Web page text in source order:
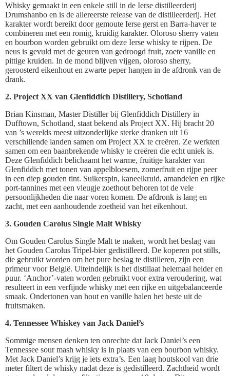
Whisky gemaakt in een enkele still in de Ierse distilleerderij
Drumshanbo en is de allereerste release van de distilleerderij. Het
karakter wordt bereikt door gemoute Ierse gerst en Barra-haver te
combineren met een romig, kruidig karakter. Oloroso sherry vaten
en bourbon worden gebruikt om deze Ierse whisky te rijpen. De
neus is gevuld met de geuren van gedroogd fruit, zoete vanille en
pittige kruiden. In de mond blijven vijgen, oloroso sherry,
geroosterd eikenhout en zwarte peper hangen in de afdronk van de
drank.
2. Project XX van Glenfiddich Distillery, Schotland
Brian Kinsman, Master Distiller bij Glenfiddich Distillery in
Dufftown, Schotland, staat bekend als Project XX. Hij bracht 20
van ’s werelds meest uitzonderlijke sterke dranken uit 16
verschillende landen samen om Project XX te creëren. Ze werkten
samen om een baanbrekende whisky te creëren die echt uniek is.
Deze Glenfiddich belichaamt het warme, fruitige karakter van
Glenfiddich met tonen van appelbloesem, zomerfruit en rijpe peer
in een diep gouden tint. Suikerspin, kaneelkruid, amandelen en rijke
port-tannines met een vleugje zoethout behoren tot de vele
persoonlijkheden die naar voren komen. De afdronk is lang en
zacht, met een aanhoudende zoetheid van het eikenhout.
3. Gouden Carolus Single Malt Whisky
Om Gouden Carolus Single Malt te maken, wordt het beslag van
het Gouden Carolus Tripel-bier gedistilleerd. De koperen pot stills,
die gebruikt worden om het pure beslag te distilleren, zijn een
primeur voor België. Uiteindelijk is het distillaat helemaal helder en
puur. ‘Anchor’-vaten worden gebruikt voor extra veroudering, wat
resulteert in een verfijnde whisky met een rijke en uitgebalanceerde
smaak. Ondertonen van hout en vanille halen het beste uit de
fruitsmaken.
4. Tennessee Whiskey van Jack Daniel’s
Sommige mensen denken ten onrechte dat Jack Daniel’s een
Tennessee sour mash whisky is in plaats van een bourbon whisky.
Met Jack Daniel’s krijg je iets extra’s. Een laag houtskool van drie
meter filtert de whisky nadat deze is gedistilleerd. Zachtheid wordt